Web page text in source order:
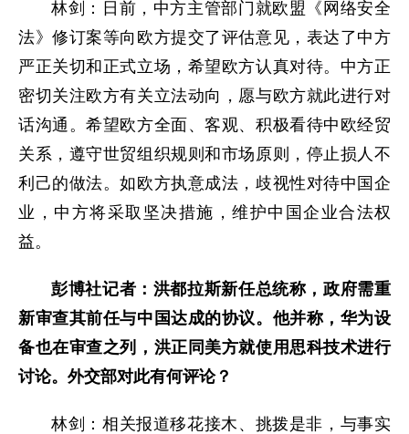
林剑：日前，中方主管部门就欧盟《网络安全
法》修订案等向欧方提交了评估意见，表达了中方
严正关切和正式立场，希望欧方认真对待。中方正
密切关注欧方有关立法动向，愿与欧方就此进行对
话沟通。希望欧方全面、客观、积极看待中欧经贸
关系，遵守世贸组织规则和市场原则，停止损人不
利己的做法。如欧方执意成法，歧视性对待中国企
业，中方将采取坚决措施，维护中国企业合法权
益。
彭博社记者：洪都拉斯新任总统称，政府需重
新审查其前任与中国达成的协议。他并称，华为设
备也在审查之列，洪正同美方就使用思科技术进行
讨论。外交部对此有何评论？
林剑：相关报道移花接木、挑拨是非，与事实